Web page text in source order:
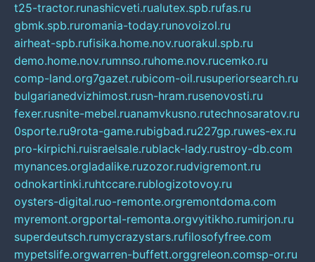
t25-tractor.runashicveti.rualutex.spb.rufas.ru
gbmk.spb.ruromania-today.runovoizol.ru
airheat-spb.rufisika.home.nov.ruorakul.spb.ru
demo.home.nov.rumnso.ruhome.nov.rucemko.ru
comp-land.org7gazet.rubicom-oil.rusuperiorsearch.ru
bulgarianedvizhimost.rusn-hram.rusenovosti.ru
fexer.rusnite-mebel.ruanamvkusno.rutechnosaratov.ru
0sporte.ru9rota-game.rubigbad.ru227gp.ruwes-ex.ru
pro-kirpichi.ruisraelsale.rublack-lady.rustroy-db.com
mynances.orgladalike.ruzozor.rudvigremont.ru
odnokartinki.ruhtccare.rublogizotovoy.ru
oysters-digital.ruo-remonte.orgremontdoma.com
myremont.orgportal-remonta.orgvyitikho.rumirjon.ru
superdeutsch.rumycrazystars.rufilosofyfree.com
mypetslife.orgwarren-buffett.orggreleon.comsp-or.ru